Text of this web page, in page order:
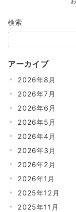
検索
アーカイブ
2026年8月
2026年7月
2026年6月
2026年5月
2026年4月
2026年3月
2026年2月
2026年1月
2025年12月
2025年11月